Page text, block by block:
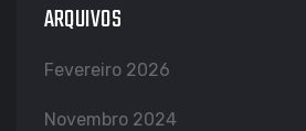
ARQUIVOS
Fevereiro 2026
Novembro 2024